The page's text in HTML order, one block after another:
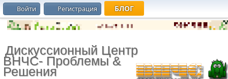
Войти Регистрация БЛОГ
Дискуссионный Центр
ВНЧС- Проблемы &
Решения